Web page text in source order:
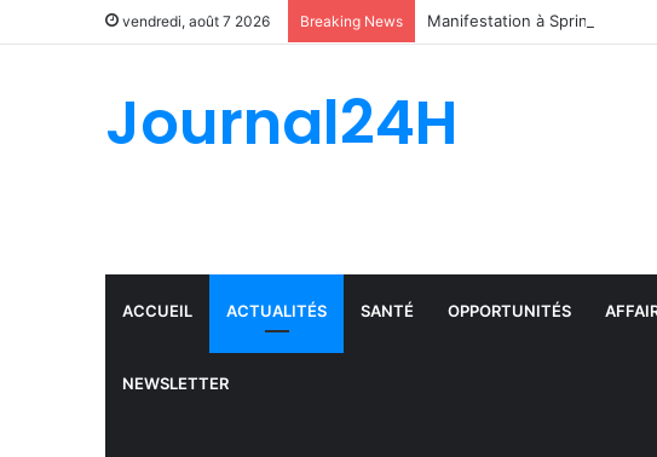
vendredi, août 7 2026 Breaking News
Journal24H
ACCUEIL ACTUALITÉS SANTÉ OPPORTUNITÉS
NEWSLETTER